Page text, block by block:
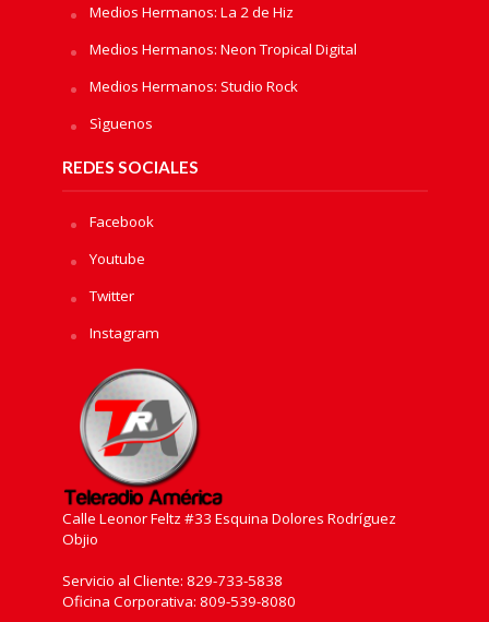
Medios Hermanos: La 2 de Hiz
Medios Hermanos: Neon Tropical Digital
Medios Hermanos: Studio Rock
Sìguenos
REDES SOCIALES
Facebook
Youtube
Twitter
Instagram
Calle Leonor Feltz #33 Esquina Dolores Rodríguez
Objio
Servicio al Cliente: 829-733-5838
Oficina Corporativa: 809-539-8080